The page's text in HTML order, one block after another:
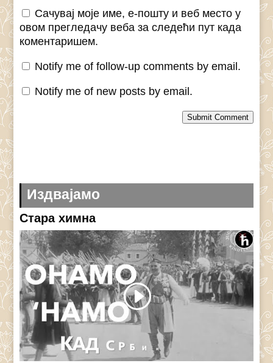
Сачувај моје име, е-пошту и веб место у
овом прегледачу веба за следећи пут када
коментаришем.
Notify me of follow-up comments by email.
Notify me of new posts by email.
Submit Comment
Издвајамо
Стара химна